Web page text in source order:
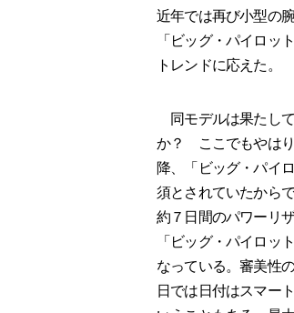
近年では再び小型の
「ビッグ・パイロッ
トレンドに応えた。
同モデルは果たし
か？ ここでもやはり
降、「ビッグ・パイ
須とされていたから
約７日間のパワーリ
「ビッグ・パイロッ
なっている。審美性
日では日付はスマー